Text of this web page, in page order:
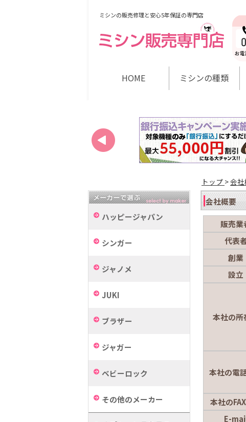
ミシンの販売修理と安心5年保証の専門店
HOME ミシンの種類
トップ >会
会社概要
販売業
代表
創業
設立
本社の所
本社の電
本社の
E-
ハッピージャパン
シンガー
ジャノメ
JUKI
ブラザー
ジャガー
ベビーロック
その他のメーカー